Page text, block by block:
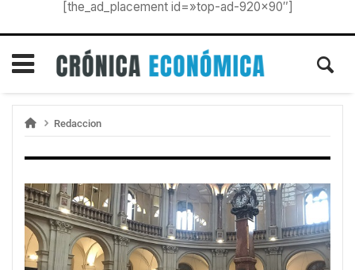
[the_ad_placement id=»top-ad-920×90″]
Redaccion